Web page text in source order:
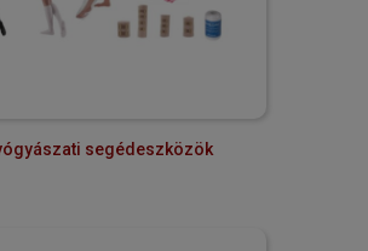
segédeszközök